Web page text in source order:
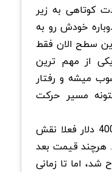
کوتاهی به زیر
دوباره خودش رو به
رسوند. این سطح الان فقط
از مهم ترین
میشه و رفتار
مسیر حرکت
در تایم فریم روزانه، محدوده 400 دلار فعلا نقش
هرچند قیمت بعد
اصلاح شد، اما تا زمانی